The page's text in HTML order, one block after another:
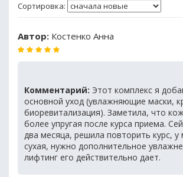
Сортировка:
Автор: Костенко Анна
Комментарий: Этот комплекс я
основной уход (увлажняющие маски,
биоревитализация). Заметила, что
более упругая после курса приема.
два месяца, решила повторить курс,
сухая, нужно дополнительное
лифтинг его действительно дает.